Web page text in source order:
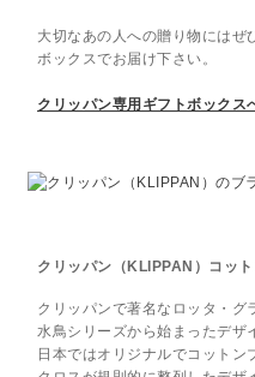
大切なあの人への贈り物にはぜ
ボックスでお届け下さい。
クリッパン専用ギフトボックス
クリッパン（KLIPPAN）コッ
クリッパンで著名なロッタ・グ
水鳥シリーズから始まったデザ
日本ではオリジナルでコットン